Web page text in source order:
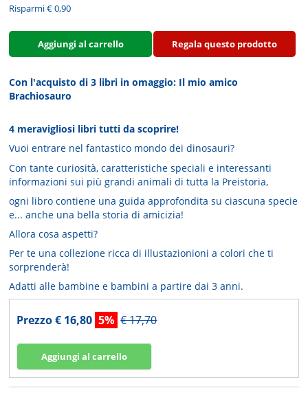
Risparmi € 0,90
Aggiungi al carrello Regala questo prodotto
Con l'acquisto di 3 libri in omaggio: Il mio amico
Brachiosauro
4 meravigliosi libri tutti da scoprire!
Vuoi entrare nel fantastico mondo dei dinosauri?
Con tante curiosità, caratteristiche speciali e interessanti
informazioni sui più grandi animali di tutta la Preistoria,
ogni libro contiene una guida approfondita su ciascuna specie
e... anche una bella storia di amicizia!
Allora cosa aspetti?
Per te una collezione ricca di illustazionioni a colori che ti
sorprenderà!
Adatti alle bambine e bambini a partire dai 3 anni.
Prezzo € 16,80 5% € 17,70